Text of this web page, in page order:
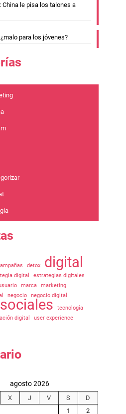
China le pisa los talones a
para los jóvenes?
detox digital
digital
estrategias digitales
marca
marketing
negocio negocio digital
tecnología
digital
user experience
agosto 2026
X J V S
D
1
2